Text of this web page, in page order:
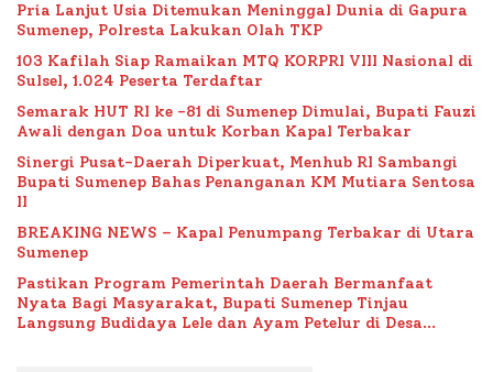
Pria Lanjut Usia Ditemukan Meninggal Dunia di Gapura
Sumenep, Polresta Lakukan Olah TKP
103 Kafilah Siap Ramaikan MTQ KORPRI VIII Nasional di
Sulsel, 1.024 Peserta Terdaftar
Semarak HUT RI ke -81 di Sumenep Dimulai, Bupati Fauzi
Awali dengan Doa untuk Korban Kapal Terbakar
Sinergi Pusat-Daerah Diperkuat, Menhub RI Sambangi
Bupati Sumenep Bahas Penanganan KM Mutiara Sentosa
II
BREAKING NEWS – Kapal Penumpang Terbakar di Utara
Sumenep
Pastikan Program Pemerintah Daerah Bermanfaat
Nyata Bagi Masyarakat, Bupati Sumenep Tinjau
Langsung Budidaya Lele dan Ayam Petelur di Desa